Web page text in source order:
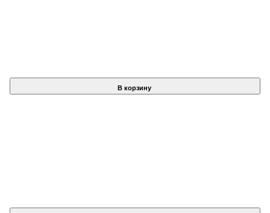
В корзину